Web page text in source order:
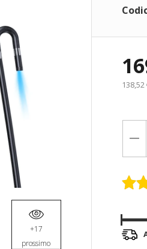
+17
prossimo